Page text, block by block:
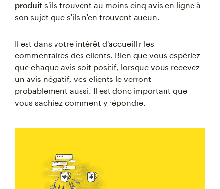
produit s'ils trouvent au moins cinq avis en ligne à
son sujet que s'ils n'en trouvent aucun.
Il est dans votre intérêt d'accueillir les
commentaires des clients. Bien que vous espériez
que chaque avis soit positif, lorsque vous recevez
un avis négatif, vos clients le verront
probablement aussi. Il est donc important que
vous sachiez comment y répondre.